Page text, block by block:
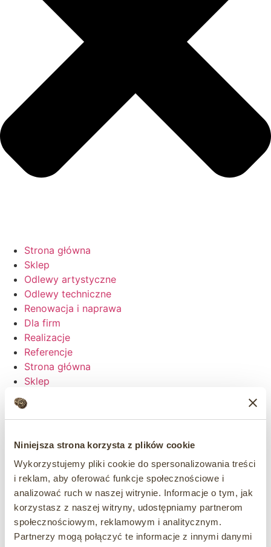
Niniejsza strona korzysta z plików cookie
Wykorzystujemy pliki cookie do spersonalizowania treści
i reklam, aby oferować funkcje społecznościowe i
analizować ruch w naszej witrynie. Informacje o tym, jak
korzystasz z naszej witryny, udostępniamy partnerom
społecznościowym, reklamowym i analitycznym.
Partnerzy mogą połączyć te informacje z innymi danymi
Strona główna
Sklep
Odlewy artystyczne
Odlewy techniczne
Renowacja i naprawa
Dla firm
Realizacje
Referencje
Strona główna
Sklep
Odlewy techniczne
Dla firm
Realizacje
Referencje